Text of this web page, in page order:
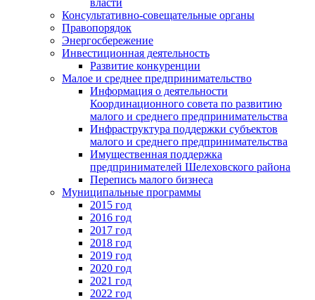
Консультативно-совещательные органы
Правопорядок
Энергосбережение
Инвестиционная деятельность
Развитие конкуренции
Малое и среднее предпринимательство
Информация о деятельности
Координационного совета по развитию
малого и среднего предпринимательства
Инфраструктура поддержки субъектов
малого и среднего предпринимательства
Имущественная поддержка
предпринимателей Шелеховского района
Перепись малого бизнеса
Муниципальные программы
2015 год
2016 год
2017 год
2018 год
2019 год
2020 год
2021 год
2022 год